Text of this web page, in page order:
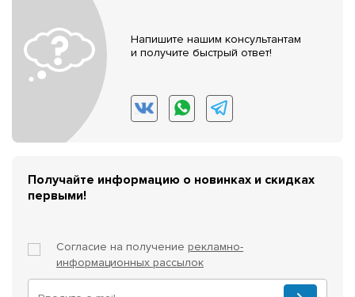
Напишите нашим консультантам
и получите быстрый ответ!
Получайте информацию о новинках и скидках
первыми!
Согласие на получение рекламно-
информационных рассылок